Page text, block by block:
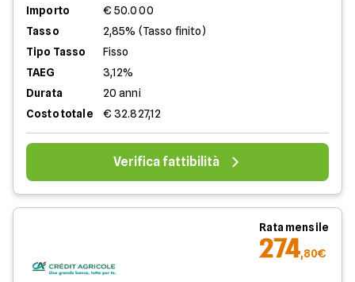
Importo
€ 50.000
Tasso
2,85% (Tasso finito)
Tipo Tasso
Fisso
TAEG
3,12%
Durata
20 anni
Costo totale
€ 32.827,12
Verifica fattibilità
Rata mensile
274,80€